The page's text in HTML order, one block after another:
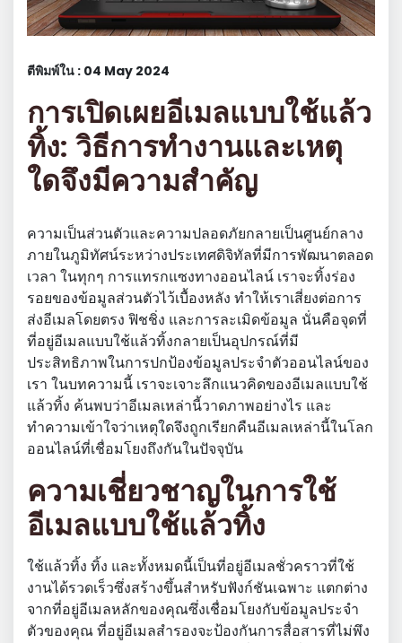
ตีพิมพ์ใน : 04 May 2024
การเปิดเผยอีเมลแบบใช้แล้ว
ทิ้ง: วิธีการทำงานและเหตุ
ใดจึงมีความสำคัญ
ความเป็นส่วนตัวและความปลอดภัยกลายเป็นศูนย์กลาง
ภายในภูมิทัศน์ระหว่างประเทศดิจิทัลที่มีการพัฒนาตลอด
เวลา ในทุกๆ การแทรกแซงทางออนไลน์ เราจะทิ้งร่อง
รอยของข้อมูลส่วนตัวไว้เบื้องหลัง ทำให้เราเสี่ยงต่อการ
ส่งอีเมลโดยตรง ฟิชชิ่ง และการละเมิดข้อมูล นั่นคือจุดที่
ที่อยู่อีเมลแบบใช้แล้วทิ้งกลายเป็นอุปกรณ์ที่มี
ประสิทธิภาพในการปกป้องข้อมูลประจำตัวออนไลน์ของ
เรา ในบทความนี้ เราจะเจาะลึกแนวคิดของอีเมลแบบใช้
แล้วทิ้ง ค้นพบว่าอีเมลเหล่านี้วาดภาพอย่างไร และ
ทำความเข้าใจว่าเหตุใดจึงถูกเรียกคืนอีเมลเหล่านี้ในโลก
ออนไลน์ที่เชื่อมโยงถึงกันในปัจจุบัน
ความเชี่ยวชาญในการใช้
อีเมลแบบใช้แล้วทิ้ง
ใช้แล้วทิ้ง ทิ้ง และทั้งหมดนี้เป็นที่อยู่อีเมลชั่วคราวที่ใช้
งานได้รวดเร็วซึ่งสร้างขึ้นสำหรับฟังก์ชันเฉพาะ แตกต่าง
จากที่อยู่อีเมลหลักของคุณซึ่งเชื่อมโยงกับข้อมูลประจำ
ตัวของคุณ ที่อยู่อีเมลสำรองจะป้องกันการสื่อสารที่ไม่พึง